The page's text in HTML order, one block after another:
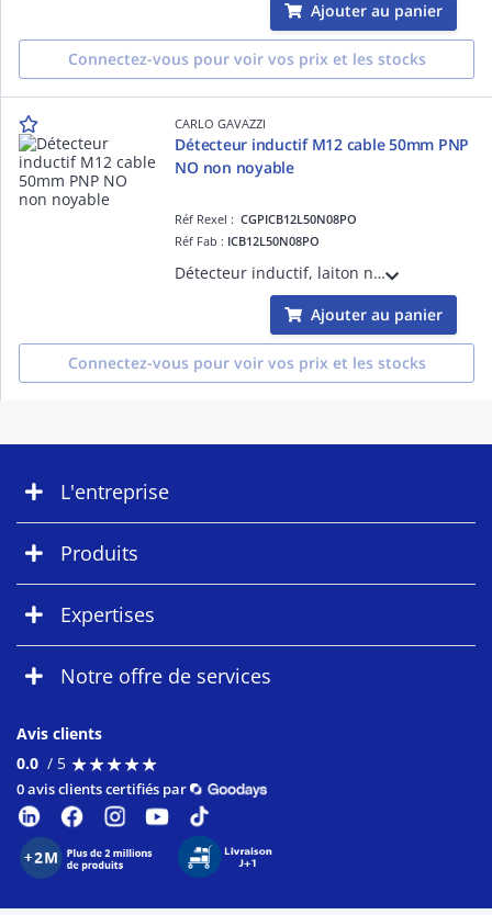
Ajouter au panier
Connectez-vous pour voir vos prix et les stocks
CARLO GAVAZZI
Détecteur inductif M12 cable 50mm PNP
NO non noyable
Réf Rexel :CGPICB12L50N08PO
Réf Fab : ICB12L50N08PO
Détecteur inductif, laiton nickelé M12, câble 2m, Sn 8mm, montage non encastré, corps long, sortie PNP NO, Alimentation 10-36Vcc, courant de sortie max 200mA, fréquence commutation max 2kHz, température -25°C-+70°C IP67
Ajouter au panier
Connectez-vous pour voir vos prix et les stocks
L'entreprise
Produits
Expertises
Notre offre de services
Avis clients
0.0 / 5 ★★★★★
★★★★★
0 avis clients certifiés par